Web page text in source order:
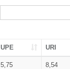
UPE URI
5,75 8,54